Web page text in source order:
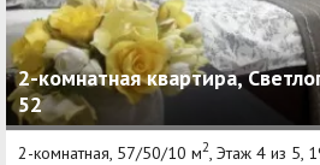
2-комнатная квартира,
52
2-комнатная, 57/50/10 м2 , Этаж 4 из 5,